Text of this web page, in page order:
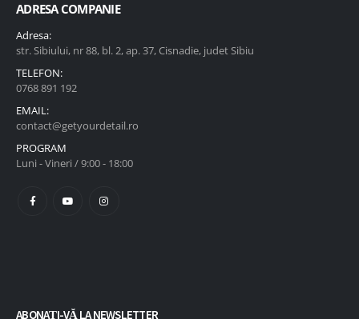
ADRESA COMPANIE
Adresa:
str. Sibiului, nr 88, bl. 2, ap. 37, Cisnadie, judet Sibiu
TELEFON:
0768 891 192
EMAIL:
contact@getyourdetail.ro
PROGRAM
Luni - Vineri / 9:00 - 18:00
ABONAȚI-VĂ LA NEWSLETTER